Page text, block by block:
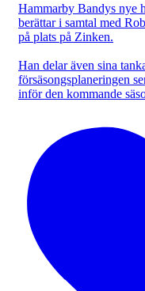
Hammarby Bandys nye
berättar i samtal med
på plats på Zinken.
Han delar även sina
försäsongsplaneringen
inför den kommande